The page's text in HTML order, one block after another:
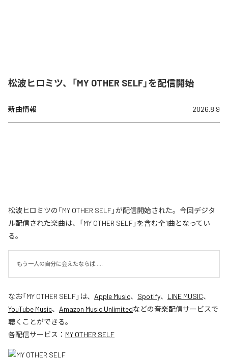
松波ヒロミツ、「MY OTHER SELF」を配信開始
新曲情報 2026.8.9
松波ヒロミツの「MY OTHER SELF」が配信開始された。今回デジタ
ル配信された楽曲は、「MY OTHER SELF」を含む全1曲となってい
る。
もう一人の自分に会えたならば.....
なお「MY OTHER SELF」は、 Apple Music、 Spotify、 LINE MUSIC、
YouTube Music、 Amazon Music Unlimitedなどの音楽配信サービスで
聴くことができる。
各配信サービス： MY OTHER SELF